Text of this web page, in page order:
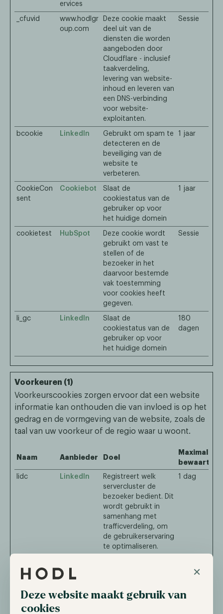
×
Deze website maakt gebruik van
cookies
ervices
_cfuvid
www.hodlgr
oup.com
Deze cookie maakt
deel uit van de
diensten die worden
aangeboden door
Cloudflare - inclusief
taakverdeling,
levering van website-
inhoud en leveren van
een DNS-verbinding
voor website-
exploitanten.
Sessie
bcookie LinkedIn
Gebruikt om spam te
detecteren en de
beveiliging van de
website te
verbeteren.
1 jaar
CookieCon
sent
Cookiebot
Slaat de
cookiestatus van de
gebruiker op voor
het huidige domein
1 jaar
cookietest HubSpot
Deze cookie wordt
gebruikt om vast te
stellen of de
bezoeker in het
daarvoor bestemde
vak toestemming
voor cookies heeft
gegeven.
Sessie
li_gc LinkedIn
Slaat de
cookiestatus van de
gebruiker op voor
het huidige domein
180
dagen
Voorkeuren (1)
Voorkeurscookies zorgen ervoor dat een website
informatie kan onthouden die van invloed is op het
gedrag en de vormgeving van de website, zoals de
taal van uw voorkeur of de regio waar u woont.
Naam Aanbieder Doel
Maximale
lidc LinkedIn
Registreert welk
servercluster de
bezoeker bedient. Dit
wordt gebruikt in
samenhang met
trafficverdeling, om
de gebruikerservaring
te optimaliseren.
1 dag
Statistieken (5)
Statistische cookies helpen eigenaren van websites
begrijpen hoe bezoekers hun website gebruiken,